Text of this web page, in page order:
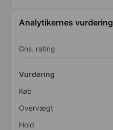
Analytikernes vurdering
Gns. rating
Vurdering
Køb
Overvægt
Hold